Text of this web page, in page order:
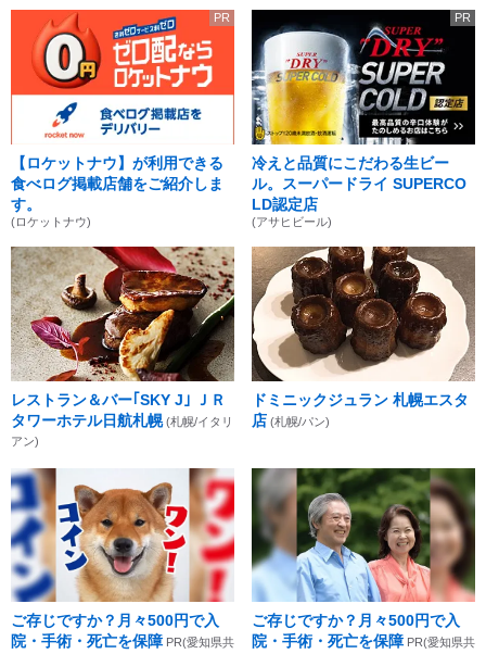
PR
【ロケットナウ】が利用できる
食べログ掲載店舗をご紹介しま
す。
(ロケットナウ)
PR
冷えと品質にこだわる生ビー
ル。スーパードライ SUPERCO
LD認定店
(アサヒビール)
レストラン＆バー｢SKY J｣ ＪＲ
タワーホテル日航札幌 (札幌/イタリ
アン)
ドミニックジュラン 札幌エスタ
店 (札幌/パン)
ご存じですか？月々500円で入
院・手術・死亡を保障 PR(愛知県共
ご存じですか？月々500円で入
院・手術・死亡を保障 PR(愛知県共